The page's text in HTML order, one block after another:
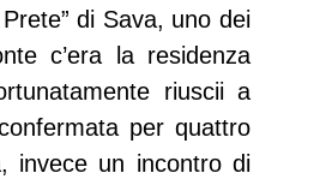
di Sava, uno dei
c’era la residenza
riuscii a
per quattro
invece un incontro di